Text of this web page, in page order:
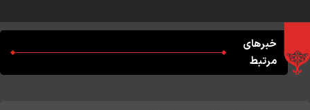
خبرهای
مرتبط